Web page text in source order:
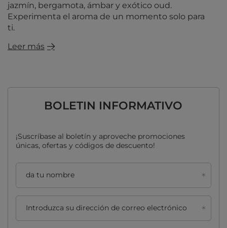
jazmín, bergamota, ámbar y exótico oud.
Experimenta el aroma de un momento solo para
ti.
Leer más
BOLETIN INFORMATIVO
¡Suscríbase al boletín y aproveche promociones
únicas, ofertas y códigos de descuento!
da tu nombre
Introduzca su dirección de correo electrónico